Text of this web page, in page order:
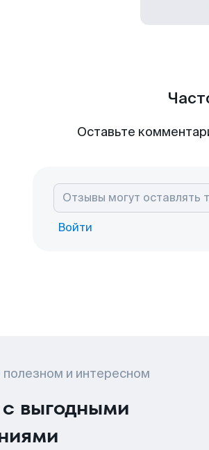
Оставьте
Войти
и интересном
выгодными